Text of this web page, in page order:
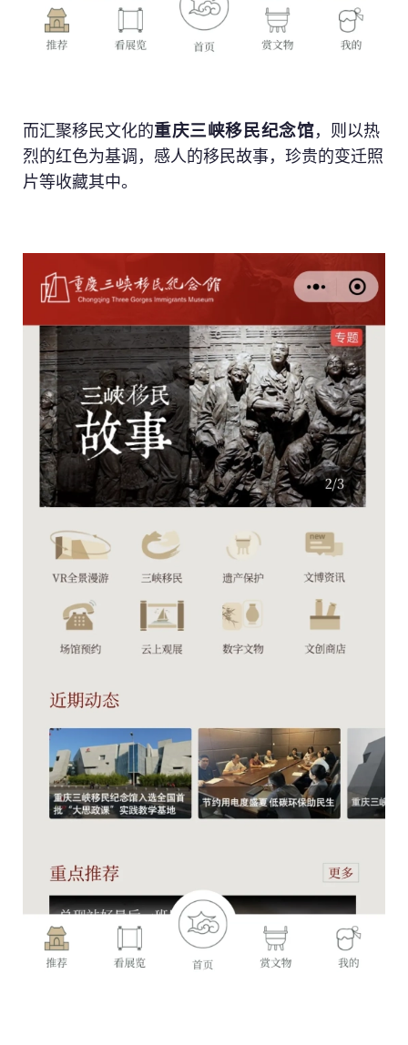
而汇聚移民文化的重庆三峡移民纪念馆，则以热
烈的红色为基调，感人的移民故事，珍贵的变迁照
片等收藏其中。